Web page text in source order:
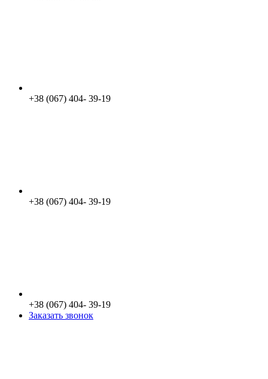
+38 (067) 404- 39-19
+38 (067) 404- 39-19
+38 (067) 404- 39-19
Заказать звонок